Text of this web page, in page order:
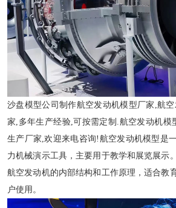
沙盘模型公司 制作航空发动机模型厂家,航
家,多年生产经验,可按需定制.航空发动机模
生产厂家,欢迎来电咨询!航空发动机模型是
力机械演示工具，主要用于教学和展览展示
航空发动机的内部结构和工作原理，适合教
户使用。